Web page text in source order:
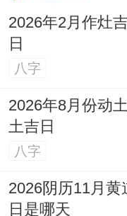
2026年2月作灶
日
八字
2026年8月份动
土吉日
八字
2026阴历11月
日是哪天